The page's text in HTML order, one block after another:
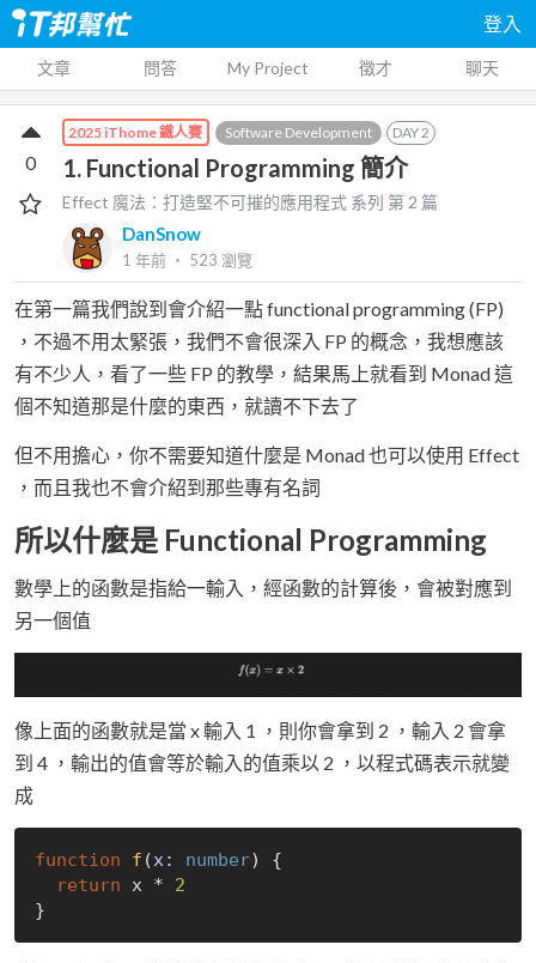
登入
文章 問答 My Project 徵才 聊天
2025 iThome 鐵人賽 Software Development DAY2
1. Functional Programming 簡介
Effect 魔法：打造堅不可摧的應用程式 系列 第2 篇
DanSnow
1 年前 ‧ 523 瀏覽
0
在第一篇我們說到會介紹一點 functional programming (FP)
，不過不用太緊張，我們不會很深入 FP 的概念，我想應該
有不少人，看了一些 FP 的教學，結果馬上就看到 Monad 這
個不知道那是什麼的東西，就讀不下去了
但不用擔心，你不需要知道什麼是 Monad 也可以使用 Effect
，而且我也不會介紹到那些專有名詞
所以什麼是 Functional Programming
數學上的函數是指給一輸入，經函數的計算後，會被對應到
另一個值
像上面的函數就是當 x 輸入 1 ，則你會拿到 2 ，輸入 2 會拿
到 4 ，輸出的值會等於輸入的值乘以 2 ，以程式碼表示就變
成
function f (x: number) {
return x * 2